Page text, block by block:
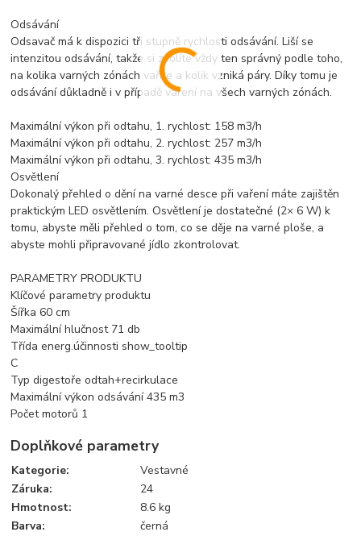
Odsávání
Odsavač má k dispozici tři stupně rychlosti odsávání. Liší se
intenzitou odsávání, takže si zvolíte vždy ten správný podle toho,
na kolika varných zónách vaříte a kolik vzniká páry. Díky tomu je
odsávání důkladně i v případě vaření na všech varných zónách.
Maximální výkon při odtahu, 1. rychlost: 158 m3/h
Maximální výkon při odtahu, 2. rychlost: 257 m3/h
Maximální výkon při odtahu, 3. rychlost: 435 m3/h
Osvětlení
Dokonalý přehled o dění na varné desce při vaření máte zajištěn
praktickým LED osvětlením. Osvětlení je dostatečné (2× 6 W) k
tomu, abyste měli přehled o tom, co se děje na varné ploše, a
abyste mohli připravované jídlo zkontrolovat.
PARAMETRY PRODUKTU
Klíčové parametry produktu
Šířka 60 cm
Maximální hlučnost 71 db
Třída energ.účinnosti show_tooltip
C
Typ digestoře odtah+recirkulace
Maximální výkon odsávání 435 m3
Počet motorů 1
Doplňkové parametry
Kategorie:
Vestavné
Záruka:
24
Hmotnost:
8.6 kg
Barva:
černá